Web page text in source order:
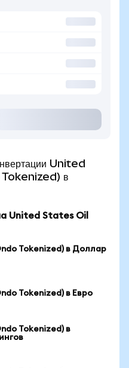
United
в
United States Oil
Tokenized) в Доллар
Tokenized) в Евро
Tokenized) в